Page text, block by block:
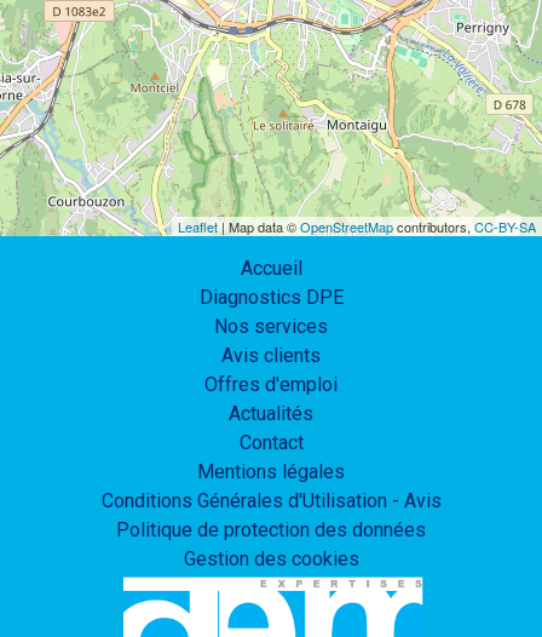
Leaflet | Map data ©OpenStreetMapcontributors, CC-BY-SA
Accueil
Diagnostics DPE
Nos services
Avis clients
Offres d'emploi
Actualités
Contact
Mentions légales
Conditions Générales d'Utilisation - Avis
Politique de protection des données
Gestion des cookies